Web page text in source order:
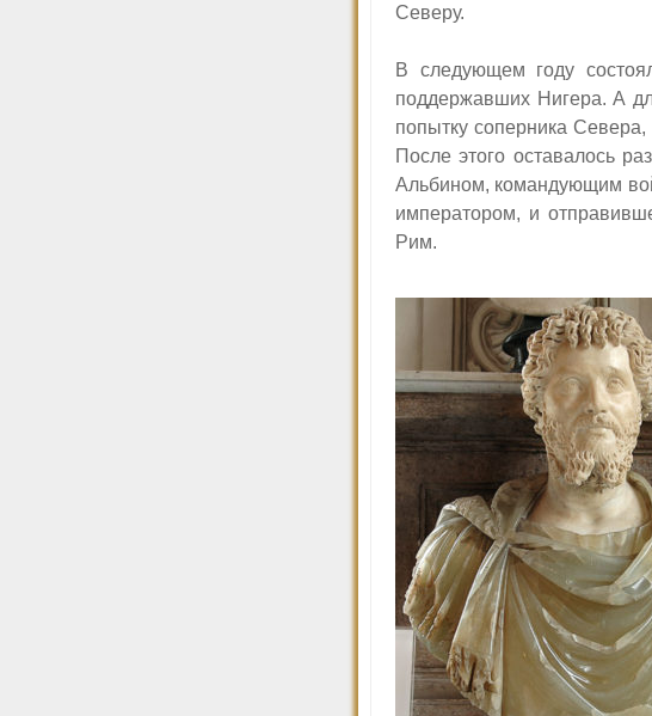
Северу.
В следующем году
поддержавших Нигера. А
попытку соперника
После этого оставалось
Альбином, командующим
императором, и
Рим.